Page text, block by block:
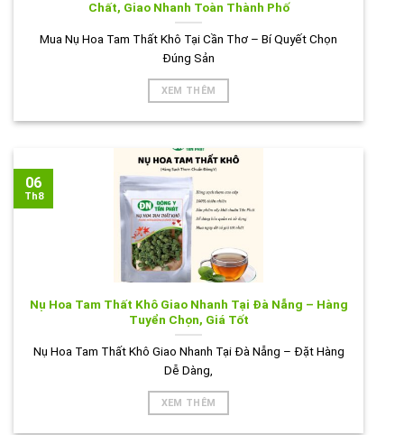
Chất, Giao Nhanh Toàn Thành Phố
Mua Nụ Hoa Tam Thất Khô Tại Cần Thơ – Bí Quyết Chọn
Đúng Sản
XEM THÊM
Nụ Hoa Tam Thất Khô Giao Nhanh Tại Đà Nẵng – Hàng
Tuyển Chọn, Giá Tốt
Nụ Hoa Tam Thất Khô Giao Nhanh Tại Đà Nẵng – Đặt Hàng
Dễ Dàng,
XEM THÊM
06
Th8